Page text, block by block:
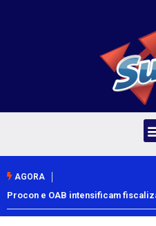
AGORA
Procon e OAB intensificam
Pais